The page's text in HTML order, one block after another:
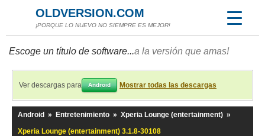
OLDVERSION.COM
¡PORQUE LO NUEVO NO SIEMPRE ES MEJOR!
Escoge un título de software...a la versión que amas!
Ver descargas para Android Mostrar todas las descargas
Android » Entretenimiento » Xperia Lounge (entertainment) »
Xperia Lounge (entertainment) 3.1.8-30108